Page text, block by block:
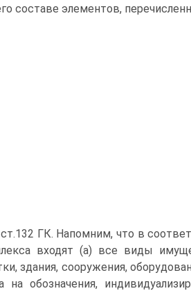
составе элементов,
ГК. Напомним, что в
входят (а) все виды
здания, сооружения,
на обозначения,